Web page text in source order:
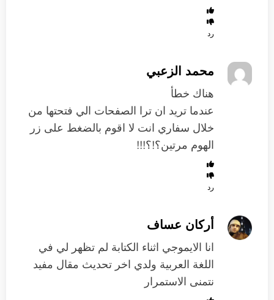
رد
محمد الزعبي
هناك خطأ
عندما تريد ان ترا الصفحات الي فتحتها من
خلال سفاري انت لا اقوم بالضغط على زر
الهوم مرتين؟!؟!!!
رد
أركان عساف
انا الايموجي اثناء الكتابة لم تظهر لي في
اللغة العربية ولدي اخر تحديث مقال مفيد
نتمنى الاستمرار